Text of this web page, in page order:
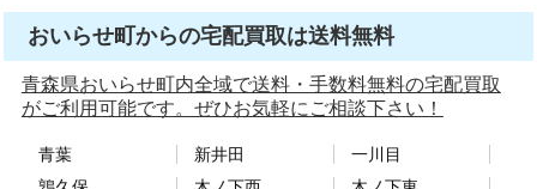
おいらせ町からの宅配買取は送料無料
青森県おいらせ町内全域で送料・手数料無料の宅配買取
がご利用可能です。ぜひお気軽にご相談下さい！
青葉 新井田
一川目